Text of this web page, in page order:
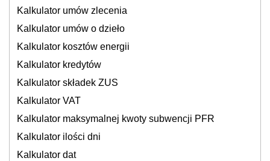
Kalkulator umów zlecenia
Kalkulator umów o dzieło
Kalkulator kosztów energii
Kalkulator kredytów
Kalkulator składek ZUS
Kalkulator VAT
Kalkulator maksymalnej kwoty subwencji PFR
Kalkulator ilości dni
Kalkulator dat